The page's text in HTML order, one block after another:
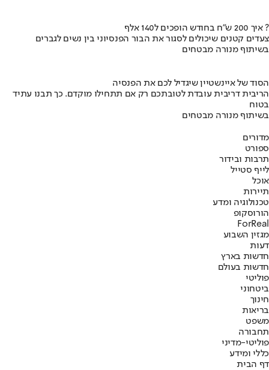
איך 200 ש"ח בחודש הופכים ל140 אלף ?
צעדים קטנים שיכולים לסגור את הבור הפנסיוני בין נשים לגברים
בשיתוף מנורה מבטחים
הסוד של איינשטיין שיגדיל לכם את הפנסיה
הריבית דריבית עובדת לטובתכם רק אם תתחילו מוקדם. כך תבנו עתיד
בטוח
בשיתוף מנורה מבטחים
מדורים
ספורט
תרבות ובידור
לייף סטייל
אוכל
תיירות
טכנולוגיה ומדע
הורוסקופ
ForReal
מגזין השבוע
דעות
חדשות בארץ
חדשות בעולם
פוליטי
ביטחוני
חינוך
בריאות
משפט
תחבורה
פוליטי-מדיני
כללי ומידע
דף הבית